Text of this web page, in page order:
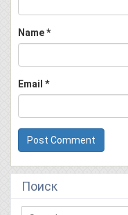
Name*
Email *
Поиск